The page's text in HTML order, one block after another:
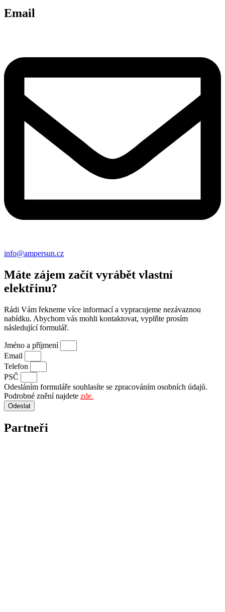
Email
info@ampersun.cz
Máte zájem začít vyrábět vlastní
elektřinu?
Rádi Vám řekneme více informací a vypracujeme nezávaznou
nabídku. Abychom vás mohli kontaktovat, vyplňte prosím
následující formulář.
Jméno a příjmení
Email
Telefon
PSČ
Odesláním formuláře souhlasíte se zpracováním osobních údajů.
Podrobné znění najdete zde.
Odeslat
Partneři